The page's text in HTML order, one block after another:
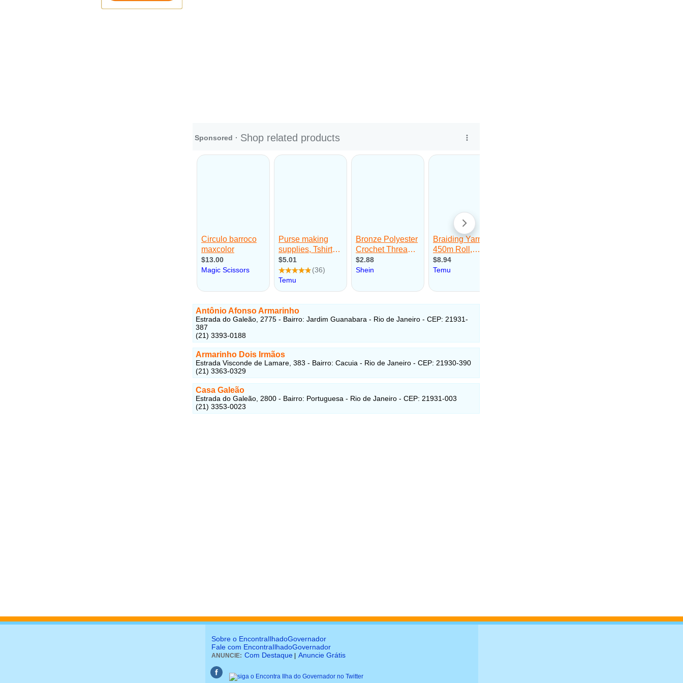
Antônio Afonso Armarinho
Estrada do Galeão, 2775 - Bairro: Jardim Guanabara - Rio de Janeiro - CEP: 21931-
387
(21) 3393-0188
Armarinho Dois Irmãos
Estrada Visconde de Lamare, 383 - Bairro: Cacuia - Rio de Janeiro - CEP: 21930-390
(21) 3363-0329
Casa Galeão
Estrada do Galeão, 2800 - Bairro: Portuguesa - Rio de Janeiro - CEP: 21931-003
(21) 3353-0023
Sobre o EncontraIlhadoGovernador
Fale com EncontraIlhadoGovernador
ANUNCIE: Com Destaque Anuncie Grátis